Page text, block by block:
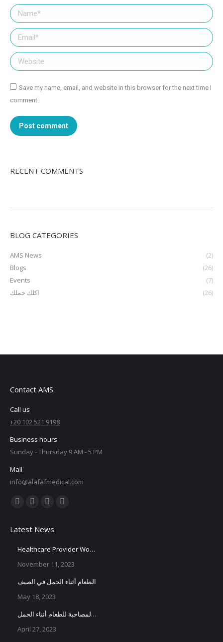
Name *
Email *
Website
Save my name, email, and website in this browser for the next time I
comment.
Post comment
RECENT COMMENTS
BLOG CATEGORIES
AMS News
(2)
Blogs
(26)
Events
(7)
اكلك حملك
(26)
Contact AMS
Call us
+20 102 521 9198
Business hours
Sunday - Thursday 9 AM - 5 PM
Mail
info@alafafmedical.com
Find us on:
opens
in
opens
in
opens
in
in
Latest News
Healthcare Provider Workshop
November 11, 2023
الطعام أثناء الحمل في الصيف
May 18, 2023
الأعراض المصاحبة للطعام أثناء الحمل
April 27, 2023